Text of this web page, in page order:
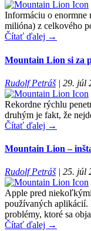
Informáciu o enormne
milióna) z celkového
Čítať ďalej →
Mountain Lion si za
Rudolf Petráš| 29. júl
Rekordne rýchlu
druhým je fakt, že
Čítať ďalej →
Mountain Lion –
Rudolf Petráš| 25. júl
Apple pred
používaných aplikácií.
problémy, ktoré sa
Čítať ďalej →